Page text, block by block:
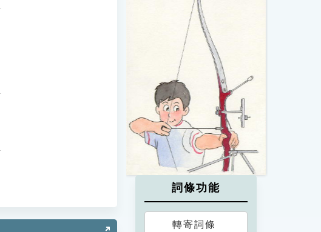
詞條功能
轉寄詞條